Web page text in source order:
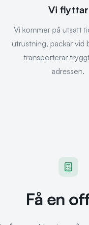
Vi flyttar
Vi kommer på utsatt
utrustning, packar vid
transporterar
adressen.
Få en